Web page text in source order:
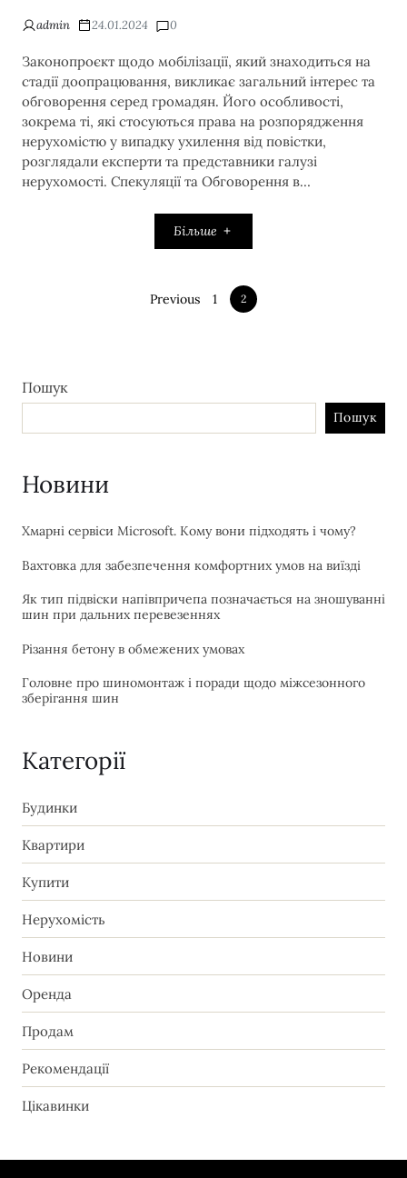
admin 24.01.2024 0
Законопроєкт щодо мобілізації, який знаходиться на
стадії доопрацювання, викликає загальний інтерес та
обговорення серед громадян. Його особливості,
зокрема ті, які стосуються права на розпорядження
нерухомістю у випадку ухилення від повістки,
розглядали експерти та представники галузі
нерухомості. Спекуляції та Обговорення в…
Більше
Previous 1 2
Пошук
Пошук
Новини
Хмарні сервіси Microsoft. Кому вони підходять і чому?
Вахтовка для забезпечення комфортних умов на виїзді
Як тип підвіски напівпричепа позначається на зношуванні
шин при дальних перевезеннях
Різання бетону в обмежених умовах
Головне про шиномонтаж і поради щодо міжсезонного
зберігання шин
Категорії
Будинки
Квартири
Купити
Нерухомість
Новини
Оренда
Продам
Рекомендації
Цікавинки